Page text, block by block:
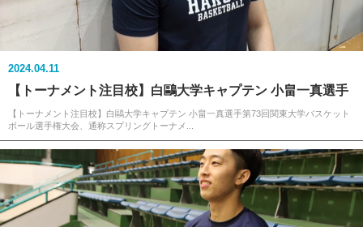
2024.04.11
【トーナメント注目校】白鷗大学キャプテン 小畠一真選手
【トーナメント注目校】白鷗大学キャプテン 小畠一真選手第73回関東大学バスケット
ボール選手権大会、通称スプリングトーナメ...